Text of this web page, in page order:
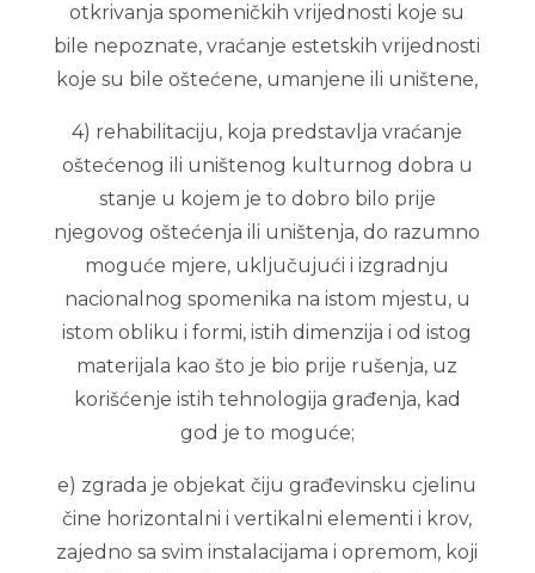
otkrivanja spomeničkih vrijednosti koje su
bile nepoznate, vraćanje estetskih vrijednosti
koje su bile oštećene, umanjene ili uništene,
4) rehabilitaciju, koja predstavlja vraćanje
oštećenog ili uništenog kulturnog dobra u
stanje u kojem je to dobro bilo prije
njegovog oštećenja ili uništenja, do razumno
moguće mjere, uključujući i izgradnju
nacionalnog spomenika na istom mjestu, u
istom obliku i formi, istih dimenzija i od istog
materijala kao što je bio prije rušenja, uz
korišćenje istih tehnologija građenja, kad
god je to moguće;
e) zgrada je objekat čiju građevinsku cjelinu
čine horizontalni i vertikalni elementi i krov,
zajedno sa svim instalacijama i opremom, koji